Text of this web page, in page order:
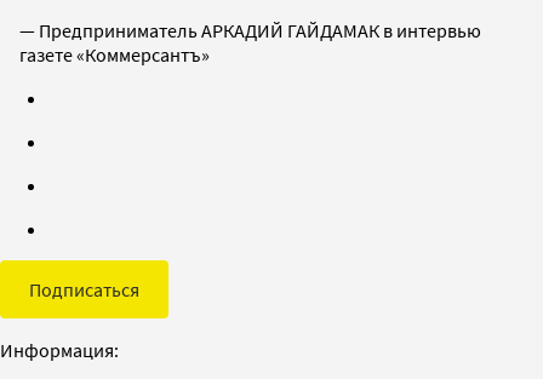
— Предприниматель АРКАДИЙ ГАЙДАМАК в интервью
газете «Коммерсантъ»
Подписаться
Информация: